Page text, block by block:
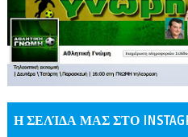
Η ΣΕΛΊΔΑ ΜΑΣ ΣΤΟ